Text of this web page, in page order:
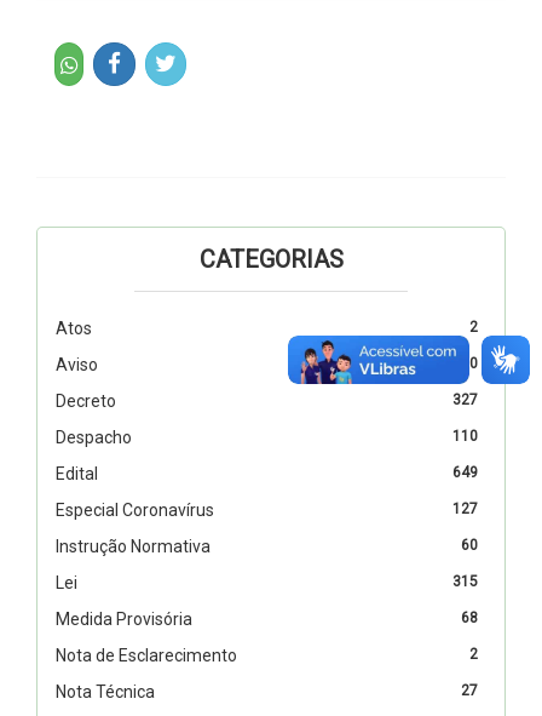
CATEGORIAS
2
Atos
10
Aviso
327
Decreto
110
Despacho
649
Edital
127
Especial Coronavírus
60
Instrução Normativa
315
Lei
68
Medida Provisória
2
Nota de Esclarecimento
27
Nota Técnica